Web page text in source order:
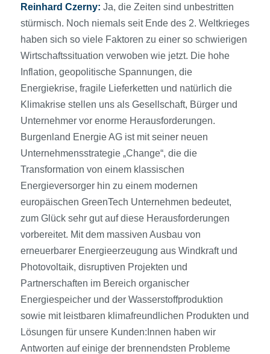
Reinhard Czerny: Ja, die Zeiten sind unbestritten
stürmisch. Noch niemals seit Ende des 2. Weltkrieges
haben sich so viele Faktoren zu einer so schwierigen
Wirtschaftssituation verwoben wie jetzt. Die hohe
Inflation, geopolitische Spannungen, die
Energiekrise, fragile Lieferketten und natürlich die
Klimakrise stellen uns als Gesellschaft, Bürger und
Unternehmer vor enorme Herausforderungen.
Burgenland Energie AG ist mit seiner neuen
Unternehmensstrategie „Change“, die die
Transformation von einem klassischen
Energieversorger hin zu einem modernen
europäischen GreenTech Unternehmen bedeutet,
zum Glück sehr gut auf diese Herausforderungen
vorbereitet. Mit dem massiven Ausbau von
erneuerbarer Energieerzeugung aus Windkraft und
Photovoltaik, disruptiven Projekten und
Partnerschaften im Bereich organischer
Energiespeicher und der Wasserstoffproduktion
sowie mit leistbaren klimafreundlichen Produkten und
Lösungen für unsere Kunden:Innen haben wir
Antworten auf einige der brennendsten Probleme